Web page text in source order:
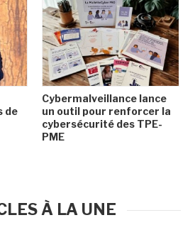
de
Cybermalveillance lance
un outil pour renforcer la
cybersécurité des TPE-
PME
À LA UNE